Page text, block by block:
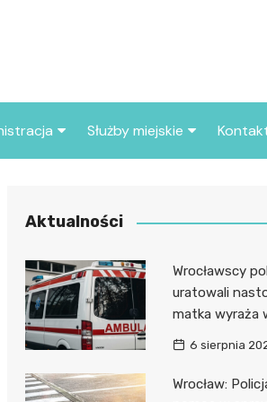
miasta
Służby miejskie
Policja
Aktualności
Wrocławscy
uratowali
matka wyraża
6 sierpnia
Wrocław: